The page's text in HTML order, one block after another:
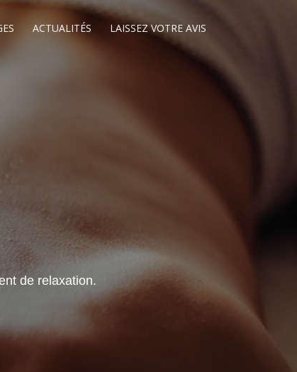
ACTUALITÉS LAISSEZ VOTRE AVIS
de relaxation.